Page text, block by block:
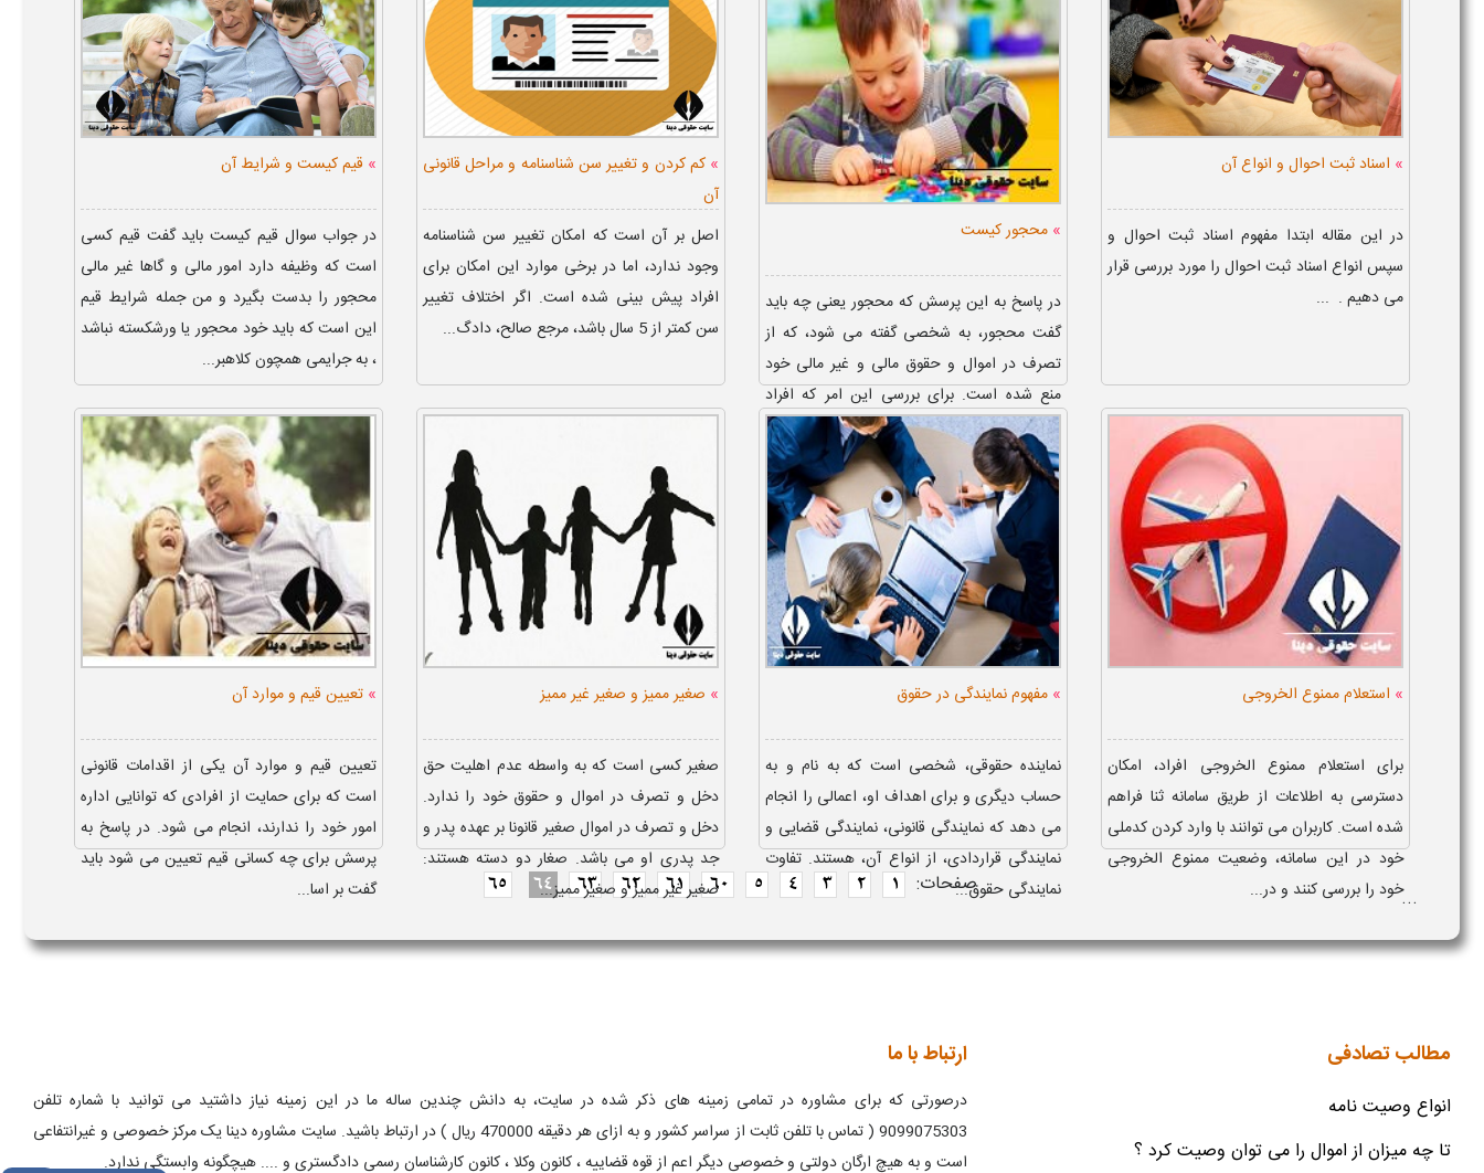
» اسناد ثبت احوال و انواع آن
در این مقاله ابتدا مفهوم اسناد ثبت احوال و
سپس انواع اسناد ثبت احوال را مورد بررسی قرار
می دهیم . ...
» محجور کیست
در پاسخ به این پرسش که محجور یعنی چه باید
گفت محجور، به شخصی گفته می شود، که از
تصرف در اموال و حقوق مالی و غیر مالی خود
منع شده است. برای بررسی این امر که افراد
محجور چه کسان...
»کم کردن و تغییر سن شناسنامه و مراحل قانونی
آن
اصل بر آن است که امکان تغییر سن شناسنامه
وجود ندارد، اما در برخی موارد این امکان برای
افراد پیش بینی شده است. اگر اختلاف تغییر
سن کمتر از 5 سال باشد، مرجع صالح، دادگ...
» قیم کیست و شرایط آن
در جواب سوال قیم کیست باید گفت قیم کسی
است که وظیفه دارد امور مالی و گاها غیر مالی
محجور را بدست بگیرد و من جمله شرایط قیم
این است که باید خود محجور یا ورشکسته نباشد
، به جرایمی همچون کلاهبر...
» استعلام ممنوع الخروجی
برای استعلام ممنوع الخروجی افراد، امکان
دسترسی به اطلاعات از طریق سامانه ثنا فراهم
شده است. کاربران می توانند با وارد کردن کدملی
خود در این سامانه، وضعیت ممنوع الخروجی
خود را بررسی کنند و در...
» مفهوم نمایندگی در حقوق
نماینده حقوقی، شخصی است که به نام و به
حساب دیگری و برای اهداف او، اعمالی را انجام
می دهد که نمایندگی قانونی، نمایندگی قضایی و
نمایندگی قراردادی، از انواع آن، هستند. تفاوت
نمایندگی حقوق...
» صغیر ممیز و صغیر غیر ممیز
صغیر کسی است که به واسطه عدم اهلیت حق
دخل و تصرف در اموال و حقوق خود را ندارد.
دخل و تصرف در اموال صغیر قانونا بر عهده پدر و
جد پدری او می باشد. صغار دو دسته هستند:
صغیر غیر ممیز و صغیر ممیز...
» تعیین قیم و موارد آن
تعیین قیم و موارد آن یکی از اقدامات قانونی
است که برای حمایت از افرادی که توانایی اداره
امور خود را ندارند، انجام می‌ شود. در پاسخ به
پرسش برای چه کسانی قیم تعیین می شود باید
گفت بر اسا...
صفحات: 1
2
3
4
5 ...
60
61
62
63
64
65
مطالب تصادفی
انواع وصیت نامه
تا چه میزان از اموال را می توان وصیت کرد ؟
ارتباط با ما
درصورتی که برای مشاوره در تمامی زمینه های ذکر شده در سایت، به دانش چندین ساله ما در این زمینه نیاز داشتید می توانید با شماره تلفن
9099075303 ( تماس با تلفن ثابت از سراسر کشور و به ازای هر دقیقه 470000 ریال ) در ارتباط باشید. سایت مشاوره دینا یک مرکز خصوصی و غیرانتفاعی
است و به هیچ ارگان دولتی و خصوصی دیگر اعم از قوه قضاییه ، کانون وکلا ، کانون کارشناسان رسمی دادگستری و .... هیچگونه وابستگی ندارد.